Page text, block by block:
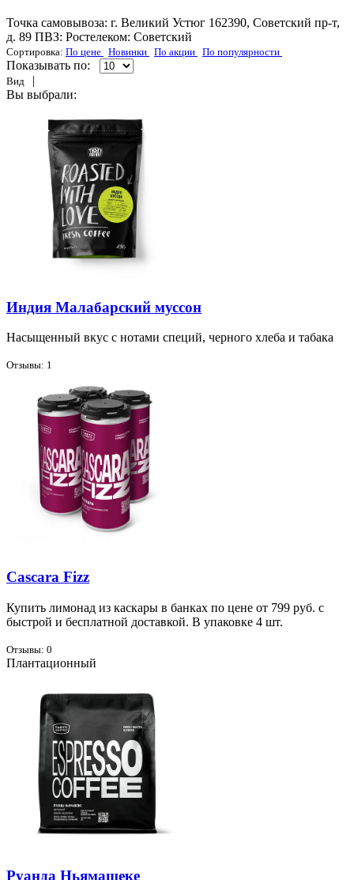
Точка самовывоза: г. Великий Устюг 162390, Советский пр-т,
д. 89 ПВЗ: Ростелеком: Советский
Сортировка: По цене Новинки По акции По популярности
Показывать по:
Вид
|
Вы выбрали:
Индия Малабарский муссон
На­сы­щен­ный вкус с но­та­ми спе­ций, чер­но­го хле­ба и та­ба­ка
Отзывы: 1
Cascara Fizz
Ку­пить ли­мо­над из кас­ка­ры в бан­ках по цене от 799 руб. с
быст­рой и бес­плат­ной до­став­кой. В упа­ков­ке 4 шт.
Отзывы: 0
Плантационный
Руанда Ньямашеке